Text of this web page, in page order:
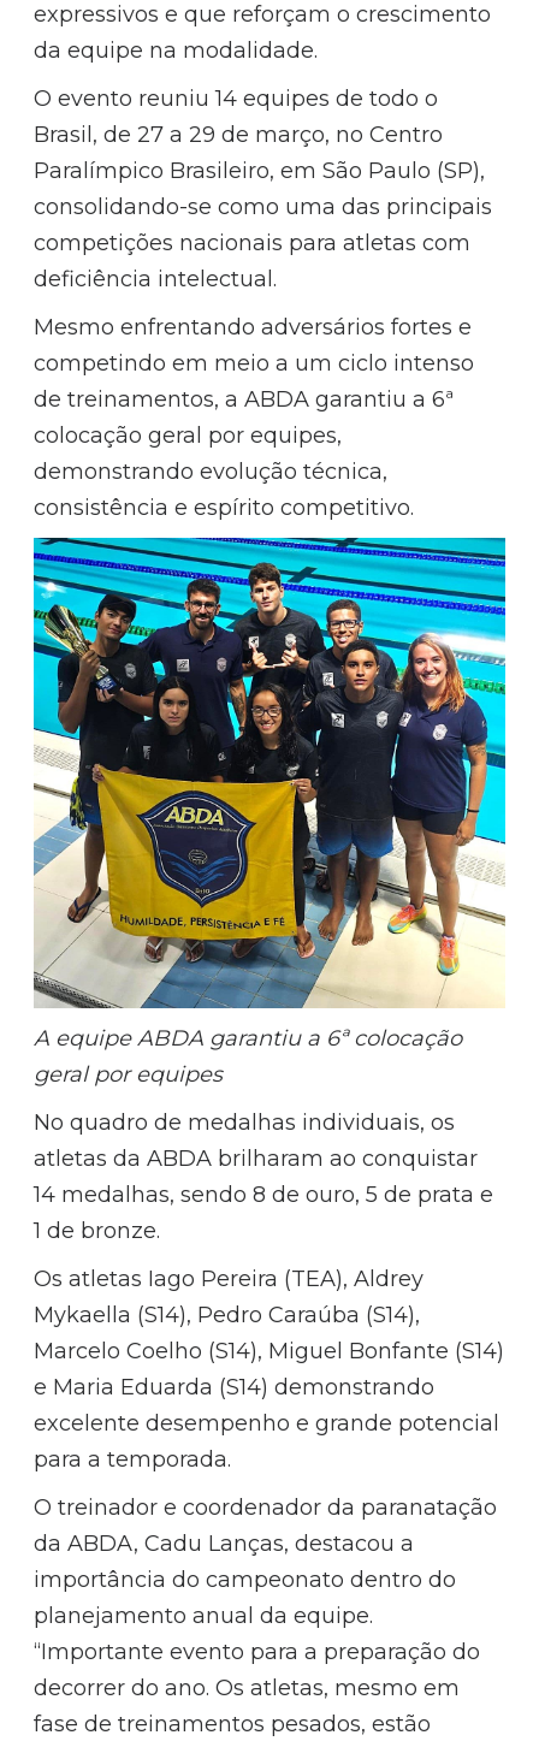
expressivos e que reforçam o crescimento
da equipe na modalidade.
O evento reuniu 14 equipes de todo o
Brasil, de 27 a 29 de março, no Centro
Paralímpico Brasileiro, em São Paulo (SP),
consolidando-se como uma das principais
competições nacionais para atletas com
deficiência intelectual.
Mesmo enfrentando adversários fortes e
competindo em meio a um ciclo intenso
de treinamentos, a ABDA garantiu a 6ª
colocação geral por equipes,
demonstrando evolução técnica,
consistência e espírito competitivo.
A equipe ABDA garantiu a 6ª colocação
geral por equipes
No quadro de medalhas individuais, os
atletas da ABDA brilharam ao conquistar
14 medalhas, sendo 8 de ouro, 5 de prata e
1 de bronze.
Os atletas Iago Pereira (TEA), Aldrey
Mykaella (S14), Pedro Caraúba (S14),
Marcelo Coelho (S14), Miguel Bonfante (S14)
e Maria Eduarda (S14) demonstrando
excelente desempenho e grande potencial
para a temporada.
O treinador e coordenador da paranatação
da ABDA, Cadu Lanças, destacou a
importância do campeonato dentro do
planejamento anual da equipe.
“Importante evento para a preparação do
decorrer do ano. Os atletas, mesmo em
fase de treinamentos pesados, estão